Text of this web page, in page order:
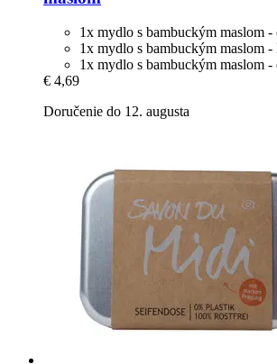
1x mydlo s bambuckým maslom
1x mydlo s bambuckým maslom
1x mydlo s bambuckým maslom
€ 4,69
Doručenie do 12. augusta